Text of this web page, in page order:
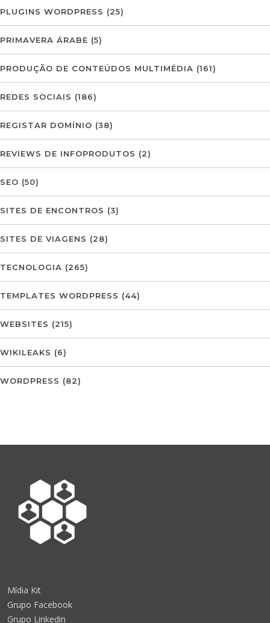
PLUGINS WORDPRESS (25)
PRIMAVERA ÁRABE (5)
PRODUÇÃO DE CONTEÚDOS MULTIMÉDIA (161)
REDES SOCIAIS (186)
REGISTAR DOMÍNIO (38)
REVIEWS DE INFOPRODUTOS (2)
SEO (50)
SITES DE ENCONTROS (3)
SITES DE VIAGENS (28)
TECNOLOGIA (265)
TEMPLATES WORDPRESS (44)
WEBSITES (215)
WIKILEAKS (6)
WORDPRESS (82)
Mídia Kit
Grupo Facebook
Grupo Linkedin